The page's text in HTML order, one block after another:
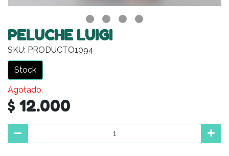
PELUCHE LUIGI
SKU: PRODUCTO1094
Stock
Agotado.
$ 12.000